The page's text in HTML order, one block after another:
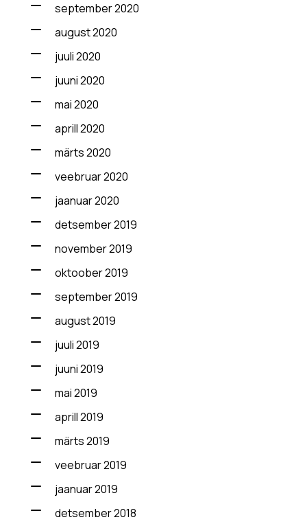
september 2020
august 2020
juuli 2020
juuni 2020
mai 2020
aprill 2020
märts 2020
veebruar 2020
jaanuar 2020
detsember 2019
november 2019
oktoober 2019
september 2019
august 2019
juuli 2019
juuni 2019
mai 2019
aprill 2019
märts 2019
veebruar 2019
jaanuar 2019
detsember 2018